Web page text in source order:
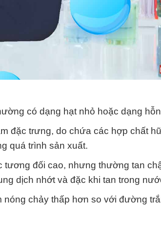
có dạng hạt nhỏ hoặc dạng
đặc trưng, do chứa các hợp chất
quá trình sản xuất.
tương đối cao, nhưng thường tan
dịch nhớt và đặc khi tan trong
nóng chảy thấp hơn so với đường